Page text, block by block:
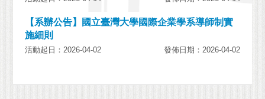
【系辦公告】國立臺灣大學國際企業學系導師制實
施細則
活動起日：2026-04-02 發佈日期：2026-04-02